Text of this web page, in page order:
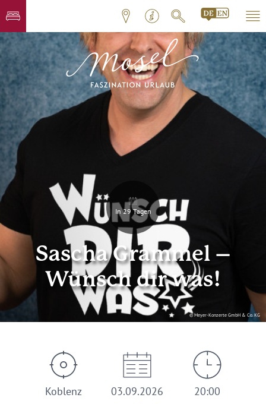
© Meyer-Konzerte GmbH & Co. KG
In 29 Tagen
Sascha Grammel –
Wünsch dir was!
Koblenz
03.09.2026
20:00